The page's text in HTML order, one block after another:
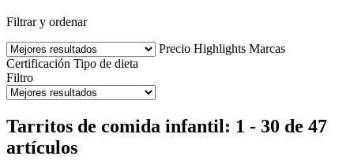
Filtrar y ordenar
Precio Highlights Marcas
Certificación Tipo de dieta
Filtro
Tarritos de comida infantil: 1 - 30 de 47
artículos